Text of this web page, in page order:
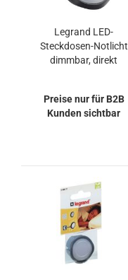
Legrand LED-
Steckdosen-Notlicht
dimmbar, direkt
Stromausfall 1,5
Stunden oder als
Preise nur für B2B
Kunden sichtbar